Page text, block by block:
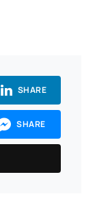
SHARE
SHARE